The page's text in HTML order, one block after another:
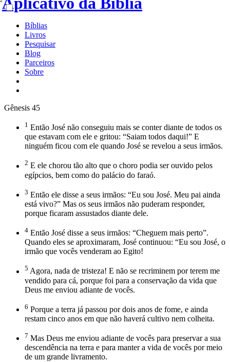
Bíblias
Livros
Pesquisar
Blog
Parceiros
Sobre
Gênesis 45
1 Então José não conseguiu mais se conter diante de todos os
que estavam com ele e gritou: “Saiam todos daqui!” E
ninguém ficou com ele quando José se revelou a seus irmãos.
2 E ele chorou tão alto que o choro podia ser ouvido pelos
egípcios, bem como do palácio do faraó.
3 Então ele disse a seus irmãos: “Eu sou José. Meu pai ainda
está vivo?” Mas os seus irmãos não puderam responder,
porque ficaram assustados diante dele.
4 Então José disse a seus irmãos: “Cheguem mais perto”.
Quando eles se aproximaram, José continuou: “Eu sou José, o
irmão que vocês venderam ao Egito!
5 Agora, nada de tristeza! E não se recriminem por terem me
vendido para cá, porque foi para a conservação da vida que
Deus me enviou adiante de vocês.
6 Porque a terra já passou por dois anos de fome, e ainda
restam cinco anos em que não haverá cultivo nem colheita.
7 Mas Deus me enviou adiante de vocês para preservar a sua
descendência na terra e para manter a vida de vocês por meio
de um grande livramento.